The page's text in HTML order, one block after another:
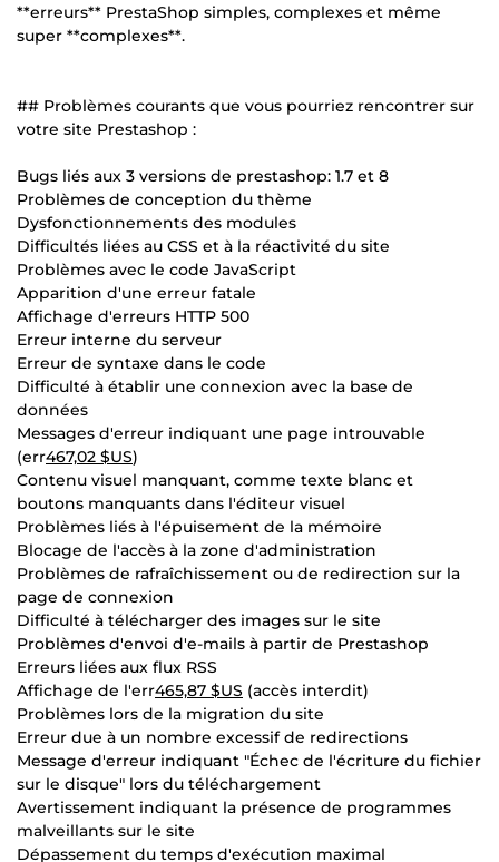
**erreurs** PrestaShop simples, complexes et même
super **complexes**.
## Problèmes courants que vous pourriez rencontrer sur
votre site Prestashop :
Bugs liés aux 3 versions de prestashop: 1.7 et 8
Problèmes de conception du thème
Dysfonctionnements des modules
Difficultés liées au CSS et à la réactivité du site
Problèmes avec le code JavaScript
Apparition d'une erreur fatale
Affichage d'erreurs HTTP 500
Erreur interne du serveur
Erreur de syntaxe dans le code
Difficulté à établir une connexion avec la base de
données
Messages d'erreur indiquant une page introuvable
(err467,02 $US)
Contenu visuel manquant, comme texte blanc et
boutons manquants dans l'éditeur visuel
Problèmes liés à l'épuisement de la mémoire
Blocage de l'accès à la zone d'administration
Problèmes de rafraîchissement ou de redirection sur la
page de connexion
Difficulté à télécharger des images sur le site
Problèmes d'envoi d'e-mails à partir de Prestashop
Erreurs liées aux flux RSS
Affichage de l'err465,87 $US (accès interdit)
Problèmes lors de la migration du site
Erreur due à un nombre excessif de redirections
Message d'erreur indiquant "Échec de l'écriture du fichier
sur le disque" lors du téléchargement
Avertissement indiquant la présence de programmes
malveillants sur le site
Dépassement du temps d'exécution maximal